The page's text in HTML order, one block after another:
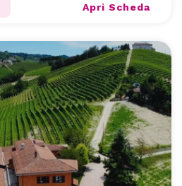
Apri Scheda